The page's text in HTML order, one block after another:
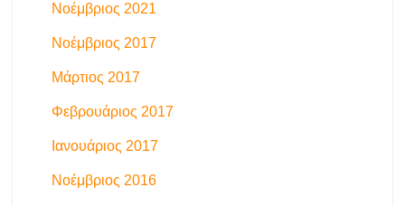
Νοέμβριος 2021
Νοέμβριος 2017
Μάρτιος 2017
Φεβρουάριος 2017
Ιανουάριος 2017
Νοέμβριος 2016